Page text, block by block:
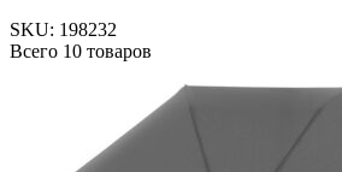
SKU: 198232
Всего 10 товаров